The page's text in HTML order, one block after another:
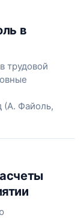
в
трудовой
(А. Файоль,